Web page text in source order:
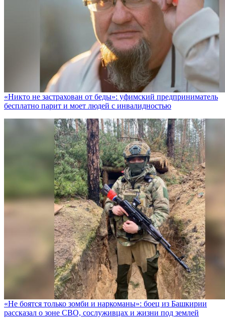
«Никто не заcтрахован от беды»: уфимский предприниматель
бесплатно парит и моет людей с инвалидностью
«Не боятся только зомби и наркоманы»: боец из Башкирии
рассказал о зоне СВО, сослуживцах и жизни под землей